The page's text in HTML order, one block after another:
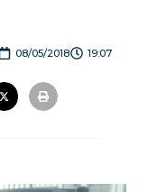
08/05/2018 19:07